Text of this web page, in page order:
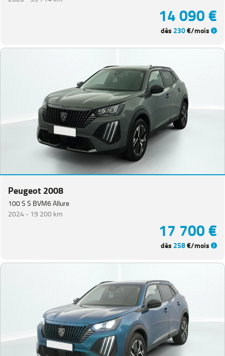
14 090 €
dès 230€/mois
Peugeot 2008
100 S S BVM6 Allure
2024 - 19 200 km
17 700 €
dès 258€/mois